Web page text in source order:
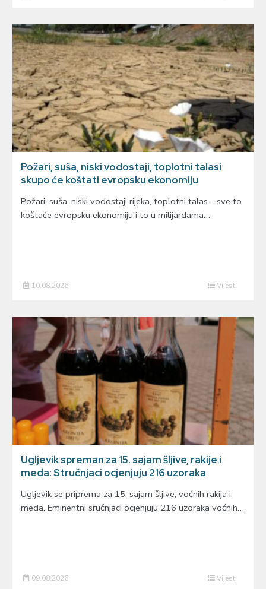
Požari, suša, niski vodostaji, toplotni talasi
skupo će koštati evropsku ekonomiju
Požari, suša, niski vodostaji rijeka, toplotni talas – sve to
koštaće evropsku ekonomiju i to u milijardama…
10.08.2026 Vijesti
Ugljevik spreman za 15. sajam šljive, rakije i
meda: Stručnjaci ocjenjuju 216 uzoraka
Ugljevik se priprema za 15. sajam šljive, voćnih rakija i
meda. Eminentni sručnjaci ocjenjuju 216 uzoraka voćnih…
09.08.2026 Vijesti